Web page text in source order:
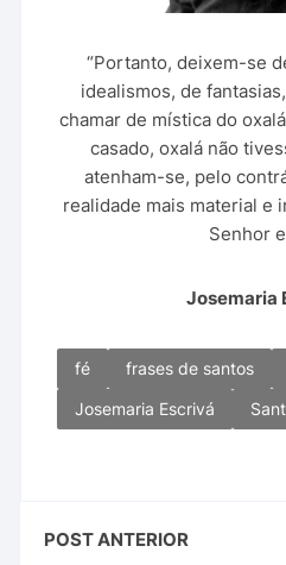
“Portanto, deixem-se
idealismos, de
chamar de mística do
casado, oxalá não
atenham-se, pelo
realidade mais material e
Senhor
Josemaria
fé frases de santos
Josemaria Escrivá
POST ANTERIOR